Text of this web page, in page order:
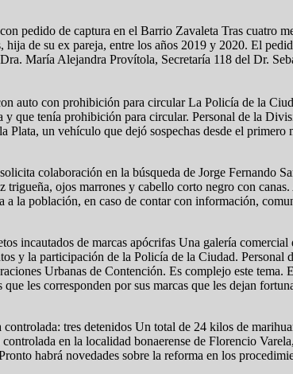
pedido de captura en el Barrio Zavaleta Tras cuatro
hija de su ex pareja, entre los años 2019 y 2020. El
María Alejandra Provítola, Secretaría 118 del Dr.
auto con prohibición para circular La Policía de la
y que tenía prohibición para circular. Personal de la
Plata, un vehículo que dejó sospechas desde el
colaboración en la búsqueda de Jorge Fernando
trigueña, ojos marrones y cabello corto negro con
a la población, en caso de contar con información,
incautados de marcas apócrifas Una galería
y la participación de la Policía de la Ciudad.
Urbanas de Contención. Es complejo este
les corresponden por sus marcas que les dejan
tres detenidos Un total de 24 kilos de
en la localidad bonaerense de Florencio
habrá novedades sobre la reforma en los